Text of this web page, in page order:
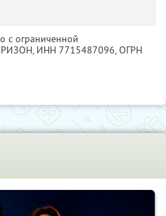
с ограниченной
РИЗОН, ИНН 7715487096, ОГРН